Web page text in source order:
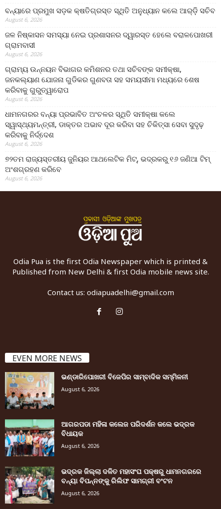
ବନ୍ୟାରେ ପ୍ରମୁଖ ସଡ଼କ କ୍ଷତିଗ୍ରସ୍ତ ସ୍ଥିତି ଅନୁଧ୍ୟାନ କଲେ ଆର୍‌ଡ଼ି ସଚିବ
August 6, 2026
ଜଳ ନିଷ୍କାସନ ସମସ୍ୟା ନେଇ ପ୍ରଶାସନର ଦ୍ୱାରସ୍ତ ହେଲେ ବରାଳପୋଖରୀ
ଗ୍ରାମବାସୀ
August 6, 2026
ଗ୍ରାମ୍ୟ ଉନ୍ନୟନ ବିଭାଗର କମିଶନର ତଥା ସଚିବଙ୍କ ସମୀକ୍ଷା,
ଜନକଲ୍ୟାଣ ଯୋଜନା ଗୁଡିକର ଗୁଣବତା ସହ ସମୟସୀମା ମଧ୍ୟରେ ଶେଷ
କରିବାକୁ ଗୁରୁତ୍ୱାରୋପ
August 6, 2026
ଧାମନଗରର ବନ୍ୟା ପ୍ରଭାବିତ ଅଂଚଳର ସ୍ଥିତି ସମୀକ୍ଷା କଲେ
ସ୍ୱାସ୍ଥ୍ୟମନ୍ତ୍ରୀ, ଡାକ୍ତର ଅଭାବ ଦୂର କରିବା ସହ ଚିକିତ୍ସା ସେବା ସୁଦୃଢ଼
କରିବାକୁ ନିର୍ଦ୍ଦେଶ
August 6, 2026
୭୨ତମ ରାଜ୍ୟସ୍ତରୀୟ ଜୁନିୟର ଆଥଲେଟିକ ମିଟ୍‌, ଭଦ୍ରକରୁ ୧୬ ଜଣିଆ ଟିମ୍
ଅଂଶଗ୍ରହଣ କରିବେ
August 6, 2026
Odia Pua is the first Odia Newspaper which is printed &
Published from New Delhi & first Odia mobile news site.
Contact us: odiapuadelhi@gmail.com
EVEN MORE NEWS
ଭଣ୍ଡାରିପୋଖରୀ ବିଜେପିର ସାମ୍ବାଦିକ ସମ୍ମିଳନୀ
August 6, 2026
ଆଗରପଡା ମହିଳା କଲେଜ ପରିଦର୍ଶନ କଲେ ଭଦ୍ରକ
ବିଧାୟକ
August 6, 2026
ଭଦ୍ରକ ଜିଲ୍ଲା ଦଳିତ ମହାସଂଘ ପକ୍ଷରୁ ଧାମନଗରରେ
ବନ୍ୟା ବିପନ୍ନଙ୍କୁ ରିଲିଫ ସାମଗ୍ରୀ ବଂଟନ
August 6, 2026